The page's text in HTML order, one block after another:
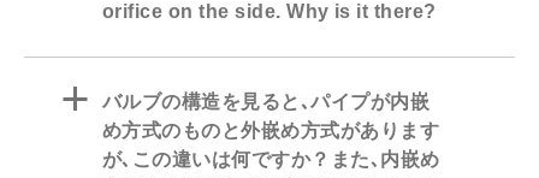
orifice on the side. Why is it there?
a
バルブの構造を見ると､パイプが内嵌
め方式のものと外嵌め方式があります
が､この違いは何ですか？また､内嵌め